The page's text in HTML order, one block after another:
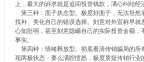
上，最大的诉求就是追回投资钱款，满心纠结经
第三种：面子执念型。极度好面子，无法坦然
找补、美化自己的错误选择。刻意对外宣称早就
心知肚明，甚至刻意隐瞒自己的实际投资金额，
事实。
第四种：情绪释放型。彻底看清传销骗局的所
现两极状态：要么满腔愤怒，极度质疑传销行业